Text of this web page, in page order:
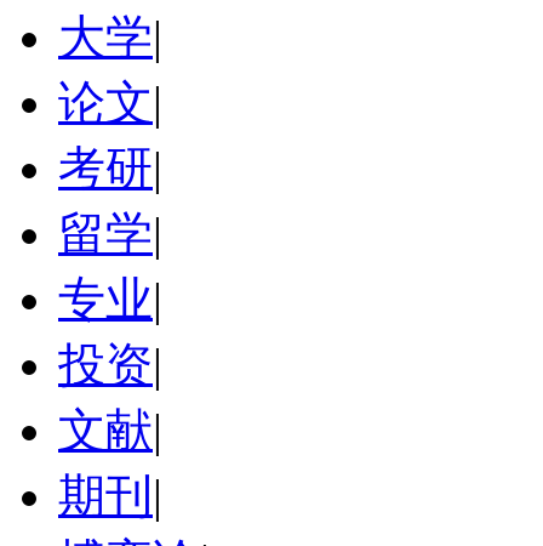
大学|
论文|
考研|
留学|
专业|
投资|
文献|
期刊 |